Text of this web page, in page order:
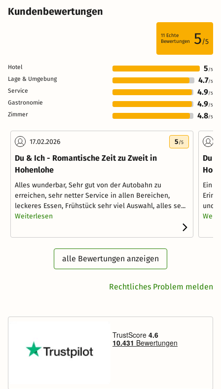
Kundenbewertungen
11 Echte
Bewertungen
5/5
Hotel 5 /5
Lage & Umgebung 4.7/5
Service 4.9/5
Gastronomie 4.9/5
Zimmer 4.8/5
17.02.2026 5/5
Du & Ich - Romantische Zeit zu Zweit in
Hohenlohe
Alles wunderbar, Sehr gut von der Autobahn zu
erreichen, sehr netter Service in allen Bereichen,
leckeres Essen, Frühstück sehr viel Auswahl, alles se...
Weiterlesen
Du
Ein
und
alle Bewertungen anzeigen
Rechtliches Problem melden